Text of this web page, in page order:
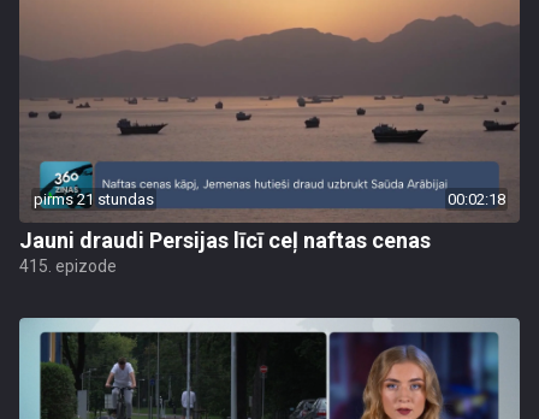
pirms 21 stundas 00:02:18
Jauni draudi Persijas līcī ceļ naftas cenas
415. epizode